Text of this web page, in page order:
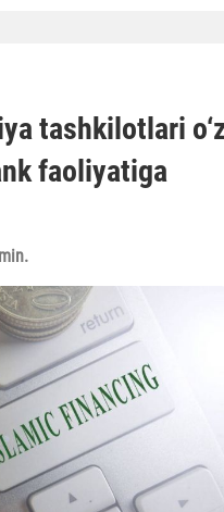
tashkilotlari
faoliyatiga